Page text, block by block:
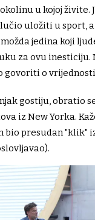
u kojoj živite.
uložiti u sport,
jedina koji
za ovu inesticiju.
govoriti o
gostiju, obratio
iz New Yorka.
bio presudan "klik"